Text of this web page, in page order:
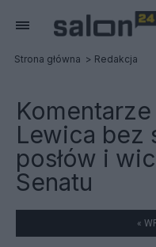
Strona główna Redakcja
Lewica bez
posłów i
Senatu
«